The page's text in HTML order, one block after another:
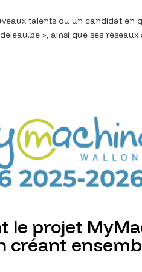
talents ou un candidat en
», ainsi que ses
le projet
créant